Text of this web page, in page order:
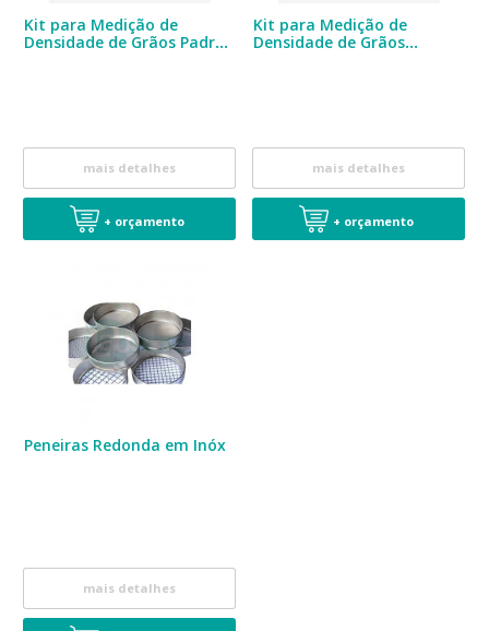
Kit para Medição de
Densidade de Grãos Padrão
mais detalhes
+ orçamento
Kit para Medição de
Densidade de Grãos
mais detalhes
+ orçamento
Peneiras Redonda em Inóx
mais detalhes